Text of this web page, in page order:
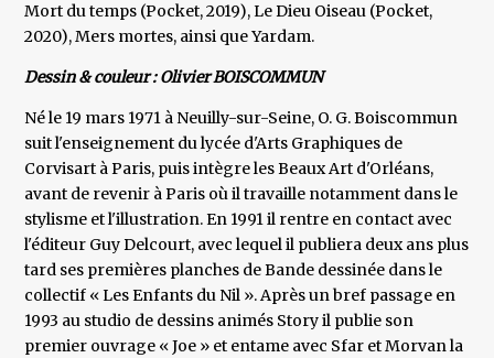
Mort du temps (Pocket, 2019), Le Dieu Oiseau (Pocket,
2020), Mers mortes, ainsi que Yardam.
Dessin & couleur : Olivier BOISCOMMUN
Né le 19 mars 1971 à Neuilly-sur-Seine, O. G. Boiscommun
suit l'enseignement du lycée d'Arts Graphiques de
Corvisart à Paris, puis intègre les Beaux Art d'Orléans,
avant de revenir à Paris où il travaille notamment dans le
stylisme et l'illustration. En 1991 il rentre en contact avec
l'éditeur Guy Delcourt, avec lequel il publiera deux ans plus
tard ses premières planches de Bande dessinée dans le
collectif « Les Enfants du Nil ». Après un bref passage en
1993 au studio de dessins animés Story il publie son
premier ouvrage « Joe » et entame avec Sfar et Morvan la